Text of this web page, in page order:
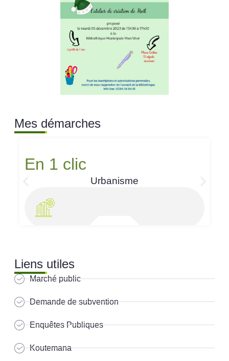
Mes démarches
En 1 clic
Urbanisme
Liens utiles
Marché public
Demande de subvention
Enquêtes Publiques
Koutemana